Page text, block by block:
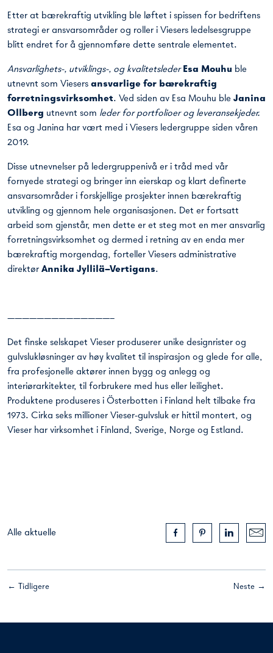
Etter at bærekraftig utvikling ble løftet i spissen for bedriftens
strategi er ansvarsområder og roller i Viesers ledelsesgruppe
blitt endret for å gjennomføre dette sentrale elementet.
Ansvarlighets-, utviklings-, og kvalitetsleder Esa Mouhu ble
utnevnt som Viesers ansvarlige for bærekraftig
forretningsvirksomhet. Ved siden av Esa Mouhu ble Janina
Ollberg utnevnt som leder for portfolioer og leveransekjeder.
Esa og Janina har vært med i Viesers ledergruppe siden våren
2019.
Disse utnevnelser på ledergruppenivå er i tråd med vår
fornyede strategi og bringer inn eierskap og klart definerte
ansvarsområder i forskjellige prosjekter innen bærekraftig
utvikling og gjennom hele organisasjonen. Det er fortsatt
arbeid som gjenstår, men dette er et steg mot en mer ansvarlig
forretningsvirksomhet og dermed i retning av en enda mer
bærekraftig morgendag, forteller Viesers administrative
direktør Annika Jyllilä–Vertigans.
——————————————–
Det finske selskapet Vieser produserer unike designrister og
gulvslukløsninger av høy kvalitet til inspirasjon og glede for alle,
fra profesjonelle aktører innen bygg og anlegg og
interiørarkitekter, til forbrukere med hus eller leilighet.
Produktene produseres i Österbotten i Finland helt tilbake fra
1973. Cirka seks millioner Vieser-gulvsluk er hittil montert, og
Vieser har virksomhet i Finland, Sverige, Norge og Estland.
Alle aktuelle
Neste →
← Tidligere